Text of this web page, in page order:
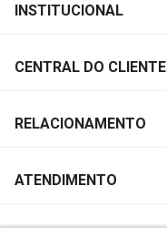
PAGAMENTO
INSTITUCIONAL
CENTRAL DO CLIENTE
RELACIONAMENTO
ATENDIMENTO